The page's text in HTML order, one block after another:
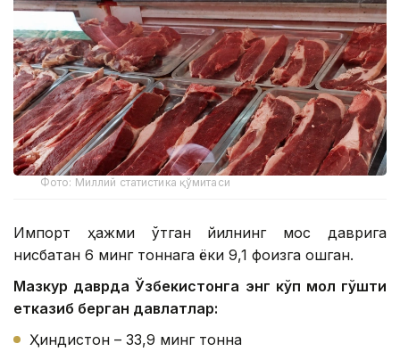
Фото: Миллий статистика қўмитаси
Импорт ҳажми ўтган йилнинг мос даврига
нисбатан 6 минг тоннага ёки 9,1 фоизга ошган.
Мазкур даврда Ўзбекистонга энг кўп мол гўшти
етказиб берган давлатлар:
Ҳиндистон – 33,9 минг тонна